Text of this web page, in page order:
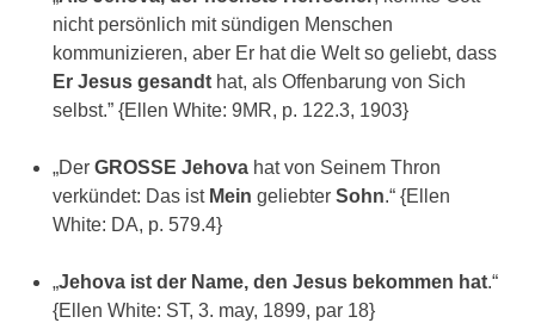
nicht persönlich mit sündigen Menschen
kommunizieren, aber Er hat die Welt so geliebt, dass
Er Jesus gesandt hat, als Offenbarung von Sich
selbst.” {Ellen White: 9MR, p. 122.3, 1903}
„Der GROSSE Jehova hat von Seinem Thron
verkündet: Das ist Mein geliebter Sohn.“ {Ellen
White: DA, p. 579.4}
„Jehova ist der Name, den Jesus bekommen hat.“
{Ellen White: ST, 3. may, 1899, par 18}